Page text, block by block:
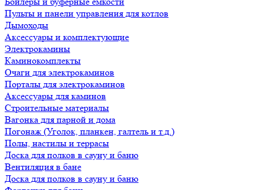
Пульты и панели управления для котлов
Дымоходы
Аксессуары и комплектующие
Электрокамины
Каминокомплекты
Очаги для электрокаминов
Порталы для электрокаминов
Аксессуары для каминов
Строительные материалы
Вагонка для парной и дома
Погонаж (Уголок, планкен, галтель и т.д.)
Полы, настилы и террасы
Доска для полков в сауну и баню
Вентиляция в бане
Доска для полков в сауну и баню